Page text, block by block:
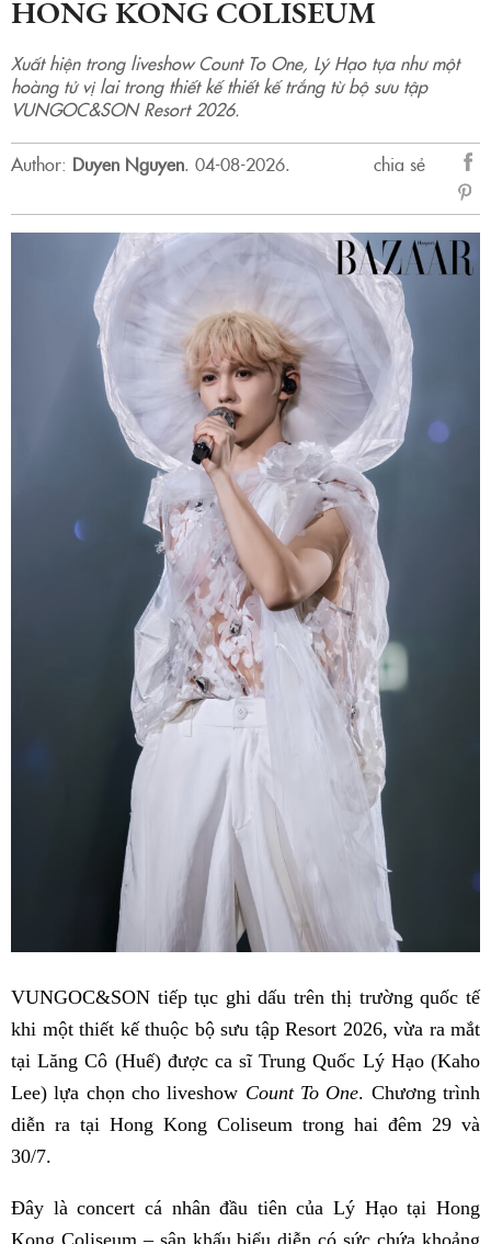
HONG KONG COLISEUM
Xuất hiện trong liveshow Count To One, Lý Hạo tựa như một
hoàng tử vị lai trong thiết kế thiết kế trắng từ bộ sưu tập
VUNGOC&SON Resort 2026.
Author: Duyen Nguyen. 04-08-2026.
chia sẻ
sẻ
VUNGOC&SON tiếp tục ghi dấu trên thị trường quốc tế
khi một thiết kế thuộc bộ sưu tập Resort 2026, vừa ra mắt
tại Lăng Cô (Huế) được ca sĩ Trung Quốc Lý Hạo (Kaho
Lee) lựa chọn cho liveshow Count To One. Chương trình
diễn ra tại Hong Kong Coliseum trong hai đêm 29 và
30/7.
Đây là concert cá nhân đầu tiên của Lý Hạo tại Hong